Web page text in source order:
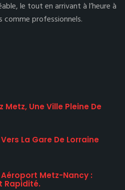
le tout en arrivant à l’heure à
comme professionnels.
Metz, Une Ville Pleine De
La Gare De Lorraine
Metz-Nancy :
Rapidité.